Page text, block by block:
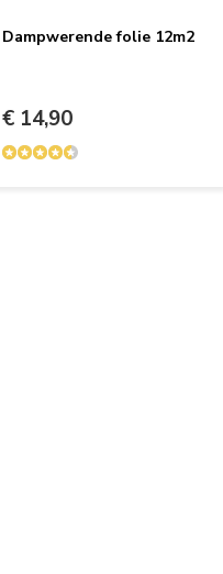
Dampwerende folie 12m2
€ 14,90